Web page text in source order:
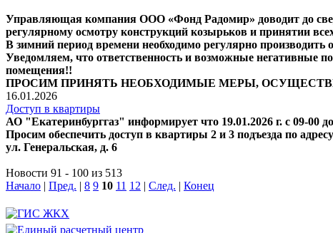
Управляющая компания ООО «Фонд Радомир» доводит до
регулярному осмотру конструкций козырьков и принятии
В зимний период времени необходимо регулярно
Уведомляем, что ответственность и возможные негативные
помещения!!
ПРОСИМ ПРИНЯТЬ НЕОБХОДИМЫЕ МЕРЫ,
16.01.2026
Доступ в квартиры
АО "Екатеринбурггаз" информирует что 19.01.2026 г. с 09-00
Просим обеспечить доступ в квартиры 2 и 3 подъезда по
ул. Генеральская, д. 6
Новости 91 - 100 из 513
Начало | Пред. | 8 9 10 11 12 | След. | Конец